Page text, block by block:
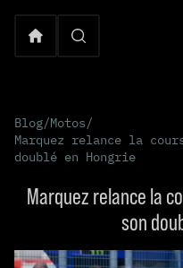
Blog/Motos/
Marquez relance la
doublé en Hongrie
Marquez relance la
son